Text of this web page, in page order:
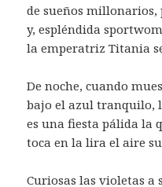
de sueños millonarios,
y, espléndida
la emperatriz Titania
De noche, cuando
bajo el azul tranquilo,
es una fiesta pálida la
toca en la lira el aire
Curiosas las violetas a